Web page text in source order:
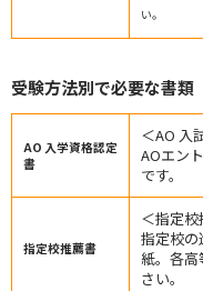
い。
受験方法別で必要な書類
AO 入学資格認定
書
＜AO 入
AOエン
です。
指定校推薦書
＜指定
指定校の
紙。各
さい。